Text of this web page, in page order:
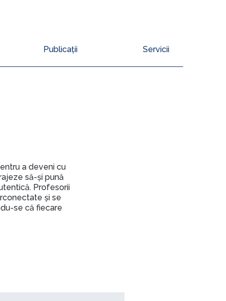
Publicații Servicii
a deveni cu
să-și pună
Profesorii
și se
se că fiecare